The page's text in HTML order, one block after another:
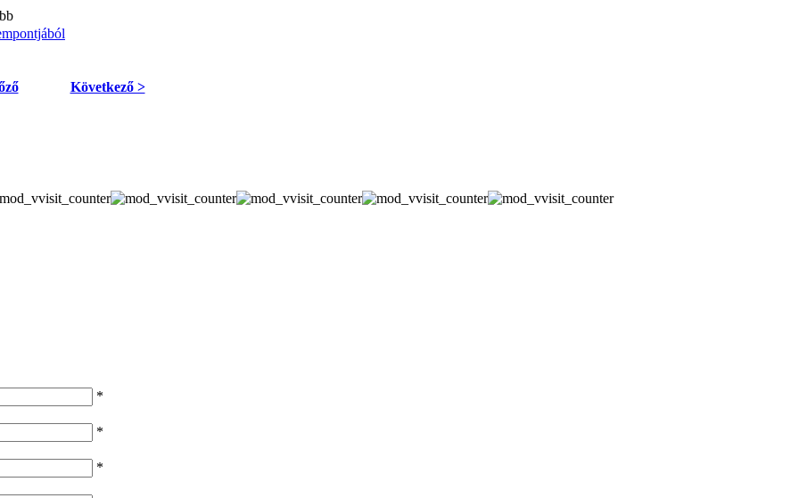
Következő >
*
*
*